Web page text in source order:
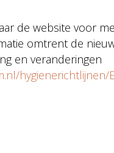
de website voor
omtrent de
en veranderingen
hygienerichtlijnen/